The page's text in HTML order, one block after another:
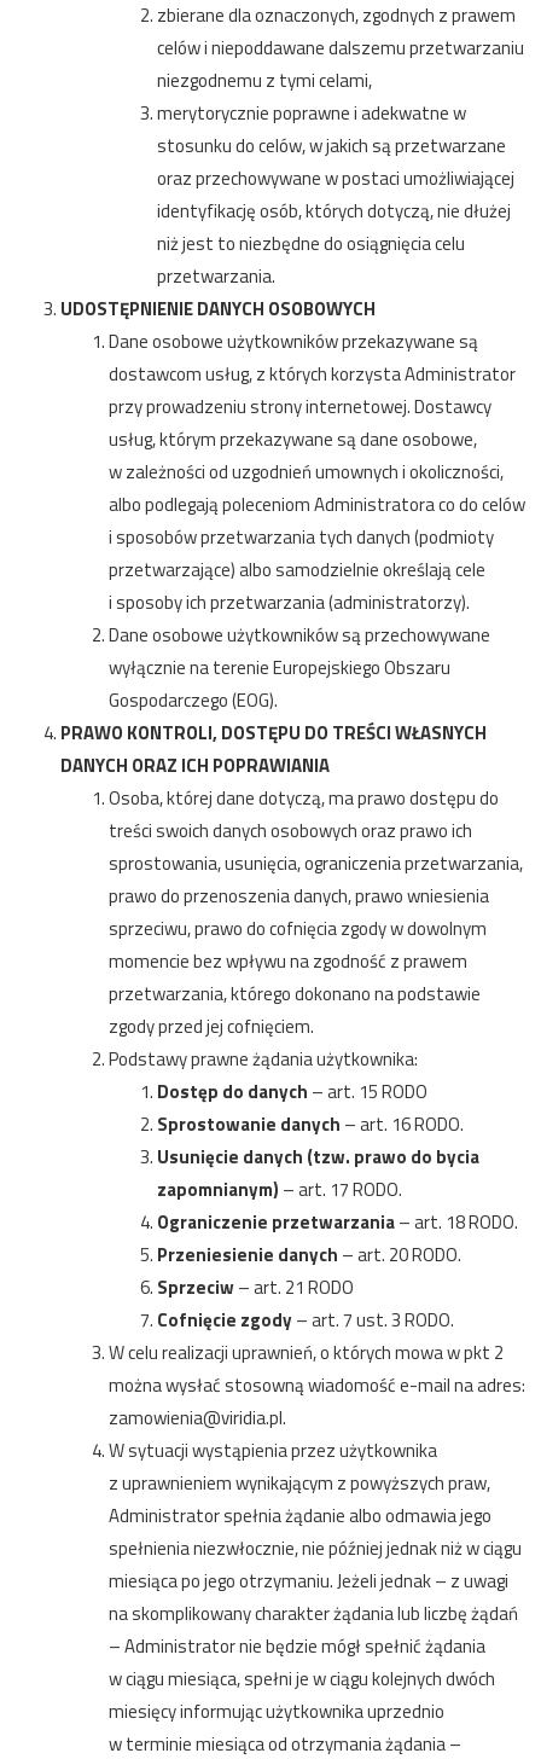
zbierane dla oznaczonych, zgodnych z prawem
celów i niepoddawane dalszemu przetwarzaniu
niezgodnemu z tymi celami,
merytorycznie poprawne i adekwatne w
stosunku do celów, w jakich są przetwarzane
oraz przechowywane w postaci umożliwiającej
identyfikację osób, których dotyczą, nie dłużej
niż jest to niezbędne do osiągnięcia celu
przetwarzania.
UDOSTĘPNIENIE DANYCH OSOBOWYCH
Dane osobowe użytkowników przekazywane są
dostawcom usług, z których korzysta Administrator
przy prowadzeniu strony internetowej. Dostawcy
usług, którym przekazywane są dane osobowe,
w zależności od uzgodnień umownych i okoliczności,
albo podlegają poleceniom Administratora co do celów
i sposobów przetwarzania tych danych (podmioty
przetwarzające) albo samodzielnie określają cele
i sposoby ich przetwarzania (administratorzy).
Dane osobowe użytkowników są przechowywane
wyłącznie na terenie Europejskiego Obszaru
Gospodarczego (EOG).
PRAWO KONTROLI, DOSTĘPU DO TREŚCI WŁASNYCH
DANYCH ORAZ ICH POPRAWIANIA
Osoba, której dane dotyczą, ma prawo dostępu do
treści swoich danych osobowych oraz prawo ich
sprostowania, usunięcia, ograniczenia przetwarzania,
prawo do przenoszenia danych, prawo wniesienia
sprzeciwu, prawo do cofnięcia zgody w dowolnym
momencie bez wpływu na zgodność z prawem
przetwarzania, którego dokonano na podstawie
zgody przed jej cofnięciem.
Podstawy prawne żądania użytkownika:
Dostęp do danych – art. 15 RODO
Sprostowanie danych – art. 16 RODO.
Usunięcie danych (tzw. prawo do bycia
zapomnianym) – art. 17 RODO.
Ograniczenie przetwarzania– art. 18 RODO.
Przeniesienie danych – art. 20 RODO.
Sprzeciw– art. 21 RODO
Cofnięcie zgody– art. 7 ust. 3 RODO.
W celu realizacji uprawnień, o których mowa w pkt 2
można wysłać stosowną wiadomość e-mail na adres:
zamowienia@viridia.pl.
W sytuacji wystąpienia przez użytkownika
z uprawnieniem wynikającym z powyższych praw,
Administrator spełnia żądanie albo odmawia jego
spełnienia niezwłocznie, nie później jednak niż w ciągu
miesiąca po jego otrzymaniu. Jeżeli jednak – z uwagi
na skomplikowany charakter żądania lub liczbę żądań
– Administrator nie będzie mógł spełnić żądania
w ciągu miesiąca, spełni je w ciągu kolejnych dwóch
miesięcy informując użytkownika uprzednio
w terminie miesiąca od otrzymania żądania –